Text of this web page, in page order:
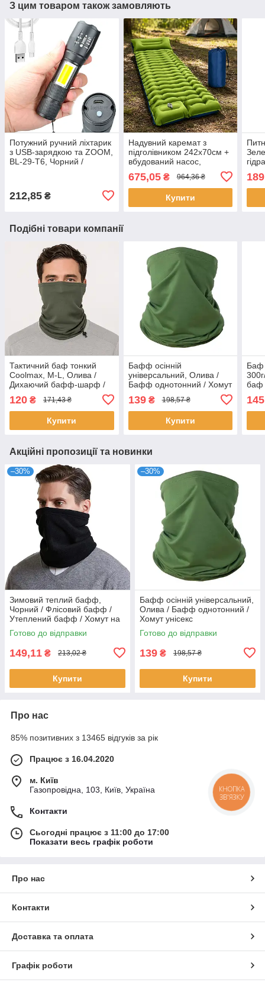
З цим товаром також замовляють
Потужний ручний ліхтарик
з USB-зарядкою та ZOOM,
BL-29-T6, Чорний /
212,85 ₴
Надувний каремат з
підголівником 242х70см +
вбудований насос,
матрац з подушкою /
Килимок туристичний
675,05₴ 964,36 ₴
Купити
189
Подібні товари компанії
Тактичний баф тонкий
Coolmax, M-L, Олива /
Дихаючий бафф-шарф /
Літний бафф / Тактичний
шарф-труба
120 ₴ 171,43 ₴
Купити
Бафф осінній
універсальний, Олива /
Бафф однотонний / Хомут
139₴ 198,57 ₴
Купити
Баф
баф
145
Акційні пропозиції та новинки
–30%
Зимовий теплий бафф,
Чорний / Флісовий бафф /
Утеплений бафф / Хомут на
флісі
Готово до відправки
149,11 ₴ 213,02 ₴
Купити
–30%
Бафф осінній універсальний,
Олива / Бафф однотонний /
Хомут унісекс
Готово до відправки
139 ₴ 198,57 ₴
Купити
Про нас
85% позитивних з 13465 відгуків за рік
Працює з 16.04.2020
м. Київ
Газопровідна, 103, Київ, Україна
Контакти
Сьогодні працює з 11:00 до 17:00
Показати весь графік роботи
Про нас
Контакти
Доставка та оплата
Графік роботи
КНОПКА
ЗВ'ЯЗКУ